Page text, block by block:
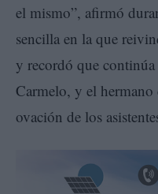
el mismo”, afirmó
sencilla en la que
y recordó que
Carmelo, y el hermano
ovación de los